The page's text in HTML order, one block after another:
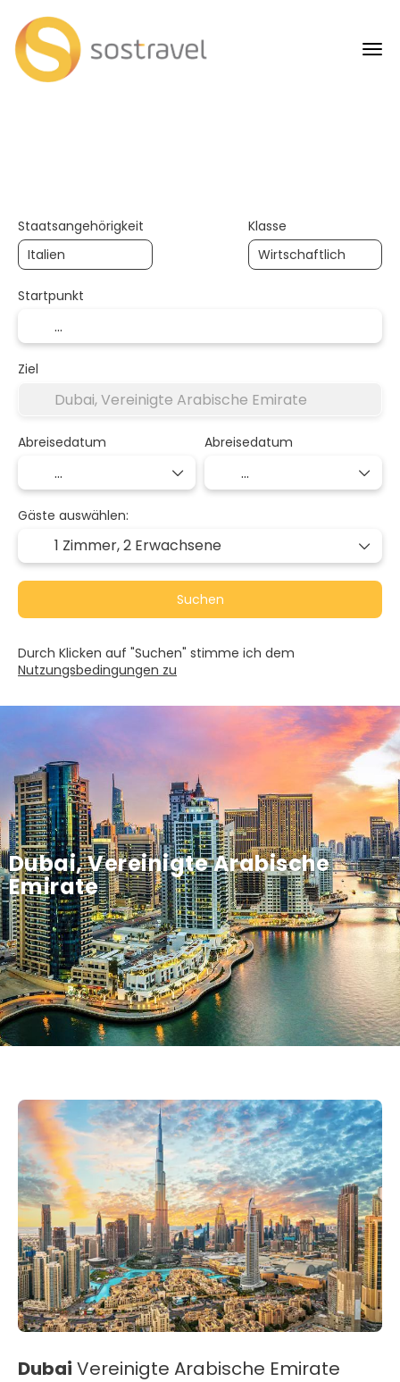
Dubai, Vereinigte Arabische
Emirate
Staatsangehörigkeit Klasse
Startpunkt
Ziel
Abreisedatum Abreisedatum
Gäste auswählen:
1 Zimmer,2 Erwachsene
Suchen
Durch Klicken auf "Suchen" stimme ich dem
Nutzungsbedingungen zu
Dubai Vereinigte Arabische Emirate